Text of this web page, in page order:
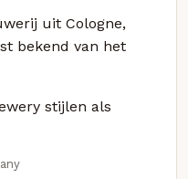
uit Cologne,
bekend van het
stijlen als